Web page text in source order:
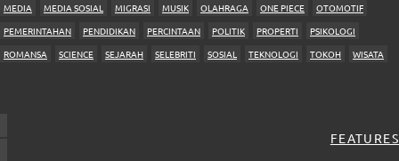
MEDIA
MEDIA SOSIAL MIGRASI MUSIK OLAHRAGA ONE PIECE
OTOMOTIF
PEMERINTAHAN
PENDIDIKAN PERCINTAAN POLITIK PROPERTI
PSIKOLOGI
ROMANSA
SCIENCE SEJARAH SELEBRITI SOSIAL TEKNOLOGI TOKOH WISATA
FEATURES